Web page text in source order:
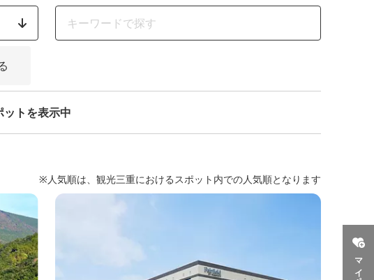
トを表示中
※人気順は、観光三重におけるスポット内での人気順となります